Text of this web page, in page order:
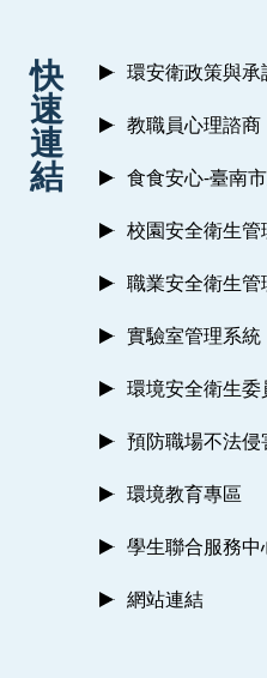
快
速
連
結
環安衛政策與承
教職員心理諮商
食食安心-臺南
校園安全衛生管
職業安全衛生管
實驗室管理系統
環境安全衛生
預防職場不法
環境教育專區
學生聯合服務中
網站連結